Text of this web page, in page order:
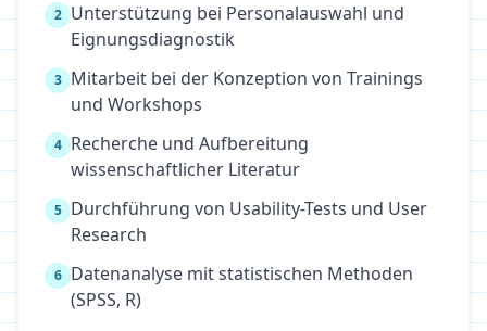
2 Unterstützung bei Personalauswahl und
Eignungsdiagnostik
3 Mitarbeit bei der Konzeption von Trainings
und Workshops
4 Recherche und Aufbereitung
wissenschaftlicher Literatur
5 Durchführung von Usability-Tests und User
Research
6 Datenanalyse mit statistischen Methoden
(SPSS, R)